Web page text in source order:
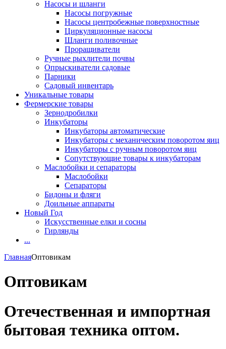
Насосы и шланги
Насосы погружные
Насосы центробежные поверхностные
Циркуляционные насосы
Шланги поливочные
Проращиватели
Ручные рыхлители почвы
Опрыскиватели садовые
Парники
Садовый инвентарь
Уникальные товары
Фермерские товары
Зернодробилки
Инкубаторы
Инкубаторы автоматические
Инкубаторы с механическим поворотом яиц
Инкубаторы с ручным поворотом яиц
Сопутствующие товары к инкубаторам
Маслобойки и сепараторы
Маслобойки
Сепараторы
Бидоны и фляги
Доильные аппараты
Новый Год
Искусственные елки и сосны
Гирлянды
...
ГлавнаяОптовикам
Оптовикам
Отечественная и импортная
бытовая техника оптом.